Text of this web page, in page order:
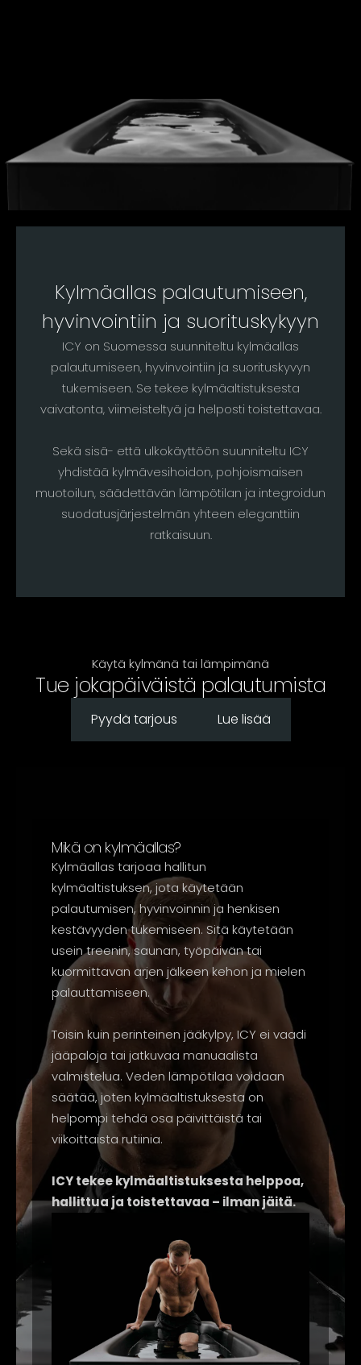
Kylmäallas palautumiseen,
hyvinvointiin ja suorituskykyyn
ICY on Suomessa suunniteltu kylmäallas
palautumiseen, hyvinvointiin ja suorituskyvyn
tukemiseen. Se tekee kylmäaltistuksesta
vaivatonta, viimeisteltyä ja helposti toistettavaa.
Sekä sisä- että ulkokäyttöön suunniteltu ICY
yhdistää kylmävesihoidon, pohjoismaisen
muotoilun, säädettävän lämpötilan ja integroidun
suodatusjärjestelmän yhteen eleganttiin
ratkaisuun.
Käytä kylmänä tai lämpimänä
Tue jokapäiväistä palautumista
Pyydä tarjous Lue lisää
Mikä on kylmäallas?
Kylmäallas tarjoaa hallitun
kylmäaltistuksen, jota käytetään
palautumisen, hyvinvoinnin ja henkisen
kestävyyden tukemiseen. Sitä käytetään
usein treenin, saunan, työpäivän tai
kuormittavan arjen jälkeen kehon ja mielen
palauttamiseen.
Toisin kuin perinteinen jääkylpy, ICY ei vaadi
jääpaloja tai jatkuvaa manuaalista
valmistelua. Veden lämpötilaa voidaan
säätää, joten kylmäaltistuksesta on
helpompi tehdä osa päivittäistä tai
viikoittaista rutiinia.
ICY tekee kylmäaltistuksesta helppoa,
hallittua ja toistettavaa – ilman jäitä.